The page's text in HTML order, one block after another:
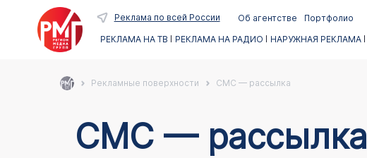
Реклама по всей России Об агентстве
Портфолио
РЕКЛАМА НА ТВ
РЕКЛАМА НА РАДИО НАРУЖНАЯ РЕКЛАМА
Рекламные поверхности СМС — рассылка
СМС — рассылка